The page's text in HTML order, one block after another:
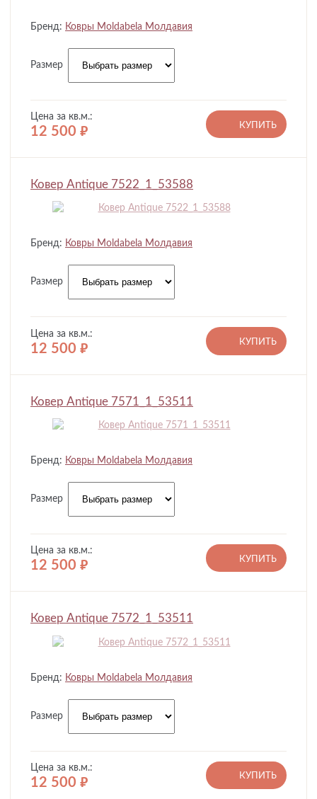
Бренд: Ковры Moldabela Молдавия
Размер
Цена за кв.м.:
12 500 руб.
КУПИТЬ
Ковер Antique 7522_1_53588
Бренд: Ковры Moldabela Молдавия
Размер
Цена за кв.м.:
12 500 руб.
КУПИТЬ
Ковер Antique 7571_1_53511
Бренд: Ковры Moldabela Молдавия
Размер
Цена за кв.м.:
12 500 руб.
КУПИТЬ
Ковер Antique 7572_1_53511
Бренд: Ковры Moldabela Молдавия
Размер
Цена за кв.м.:
12 500 руб.
КУПИТЬ